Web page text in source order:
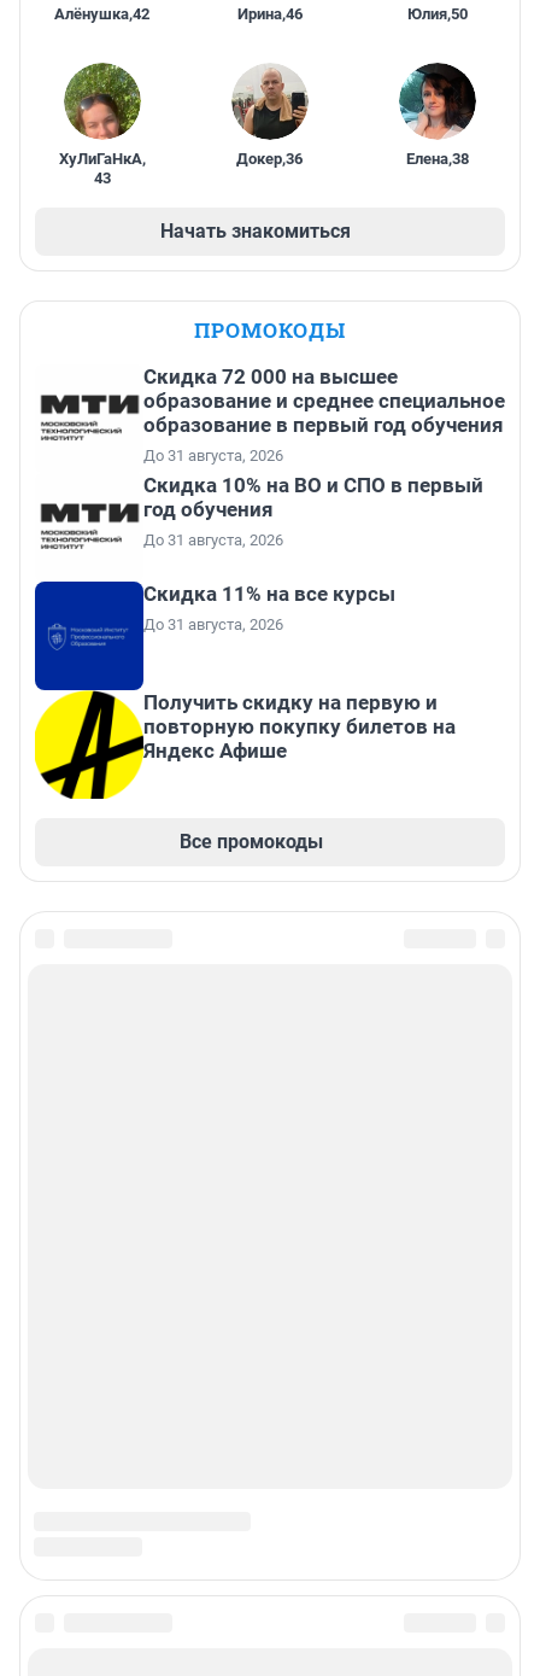
Алёнушка,42 Ирина,46 Юлия,50
ХуЛиГаНкА,
43
Докер,36 Елена,38
Начать знакомиться
ПРОМОКОДЫ
Скидка 72 000 на высшее
образование и среднее специальное
образование в первый год обучения
До 31 августа, 2026
Скидка 10% на ВО и СПО в первый
год обучения
До 31 августа, 2026
Скидка 11% на все курсы
До 31 августа, 2026
Получить скидку на первую и
повторную покупку билетов на
Яндекс Афише
Все промокоды